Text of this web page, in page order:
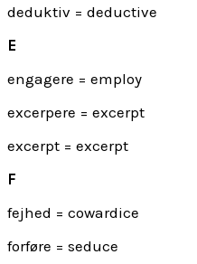
deduktiv = deductive
E
engagere = employ
excerpere = excerpt
excerpt = excerpt
F
fejhed = cowardice
forføre = seduce